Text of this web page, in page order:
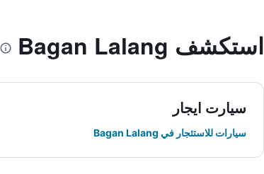
استكشف Bagan Lalang
سيارت ايجار
سيارات للاستئجار في Bagan Lalang